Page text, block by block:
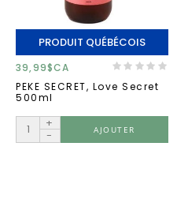
PRODUIT QUÉBÉCOIS
39,99$CA
PEKE SECRET, Love Secret
500ml
+
-
AJOUTER